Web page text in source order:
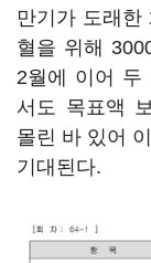
만기가 도래한
혈을 위해
2월에 이어 두
서도 목표액
몰린 바 있어
기대된다.